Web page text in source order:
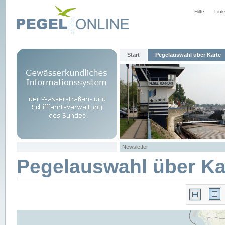
Hilfe
Start Pegelauswahl über Karte
Newsletter
Pegelauswahl über